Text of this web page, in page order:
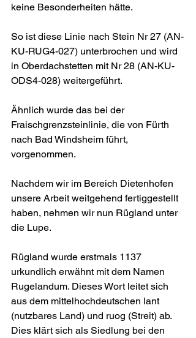
keine Besonderheiten hätte.
So ist diese Linie nach Stein Nr 27 (AN-
KU-RUG4-027) unterbrochen und wird
in Oberdachstetten mit Nr 28 (AN-KU-
ODS4-028) weitergeführt.
Ähnlich wurde das bei der
Fraischgrenzsteinlinie, die von Fürth
nach Bad Windsheim führt,
vorgenommen.
Nachdem wir im Bereich Dietenhofen
unsere Arbeit weitgehend fertiggestellt
haben, nehmen wir nun Rügland unter
die Lupe.
Rügland wurde erstmals 1137
urkundlich erwähnt mit dem Namen
Rugelandum. Dieses Wort leitet sich
aus dem mittelhochdeutschen lant
(nutzbares Land) und ruog (Streit) ab.
Dies klärt sich als Siedlung bei den